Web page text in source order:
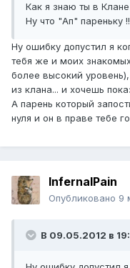
Как я знаю ты в
Ну что "Ап" пареньку
Ну ошибку допустил я
тебя же и моих
более высокий
из клана... и хочешь
А парень который
нуля и он в праве тебе
InfernalPain
Опубликовано 9
В 09.05.2012 в